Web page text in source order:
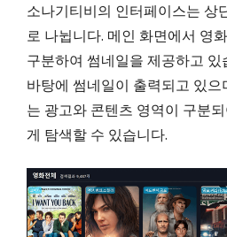
소나기티비의 인터페이스는 상
로 나뉩니다. 메인 화면에서 영
구분하여 썸네일을 제공하고 있
바탕에 썸네일이 출력되고 있
는 광고와 콘텐츠 영역이 구분
게 탐색할 수 있습니다.